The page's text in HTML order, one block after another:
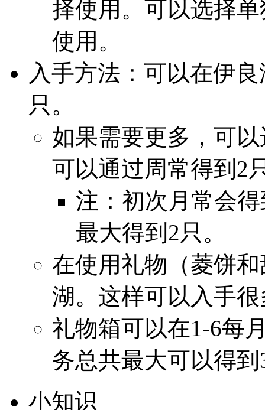
择使用。可以选择
使用。
入手方法：可以在伊
只。
如果需要更多，可
可以通过周常得到2
注：初次月常会
最大得到2只。
在使用礼物（菱饼
湖。这样可以入手
礼物箱可以在1-6每
务总共最大可以得到
小知识